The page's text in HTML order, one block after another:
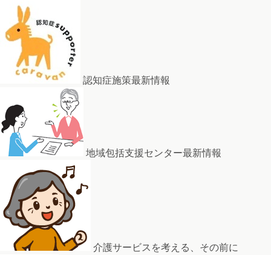
認知症施策最新情報
地域包括支援センター最新情報
介護サービスを考える、その前に